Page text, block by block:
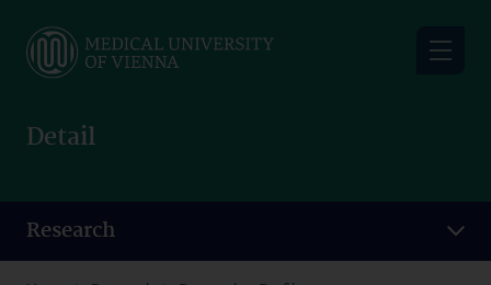
main
Detail
Research